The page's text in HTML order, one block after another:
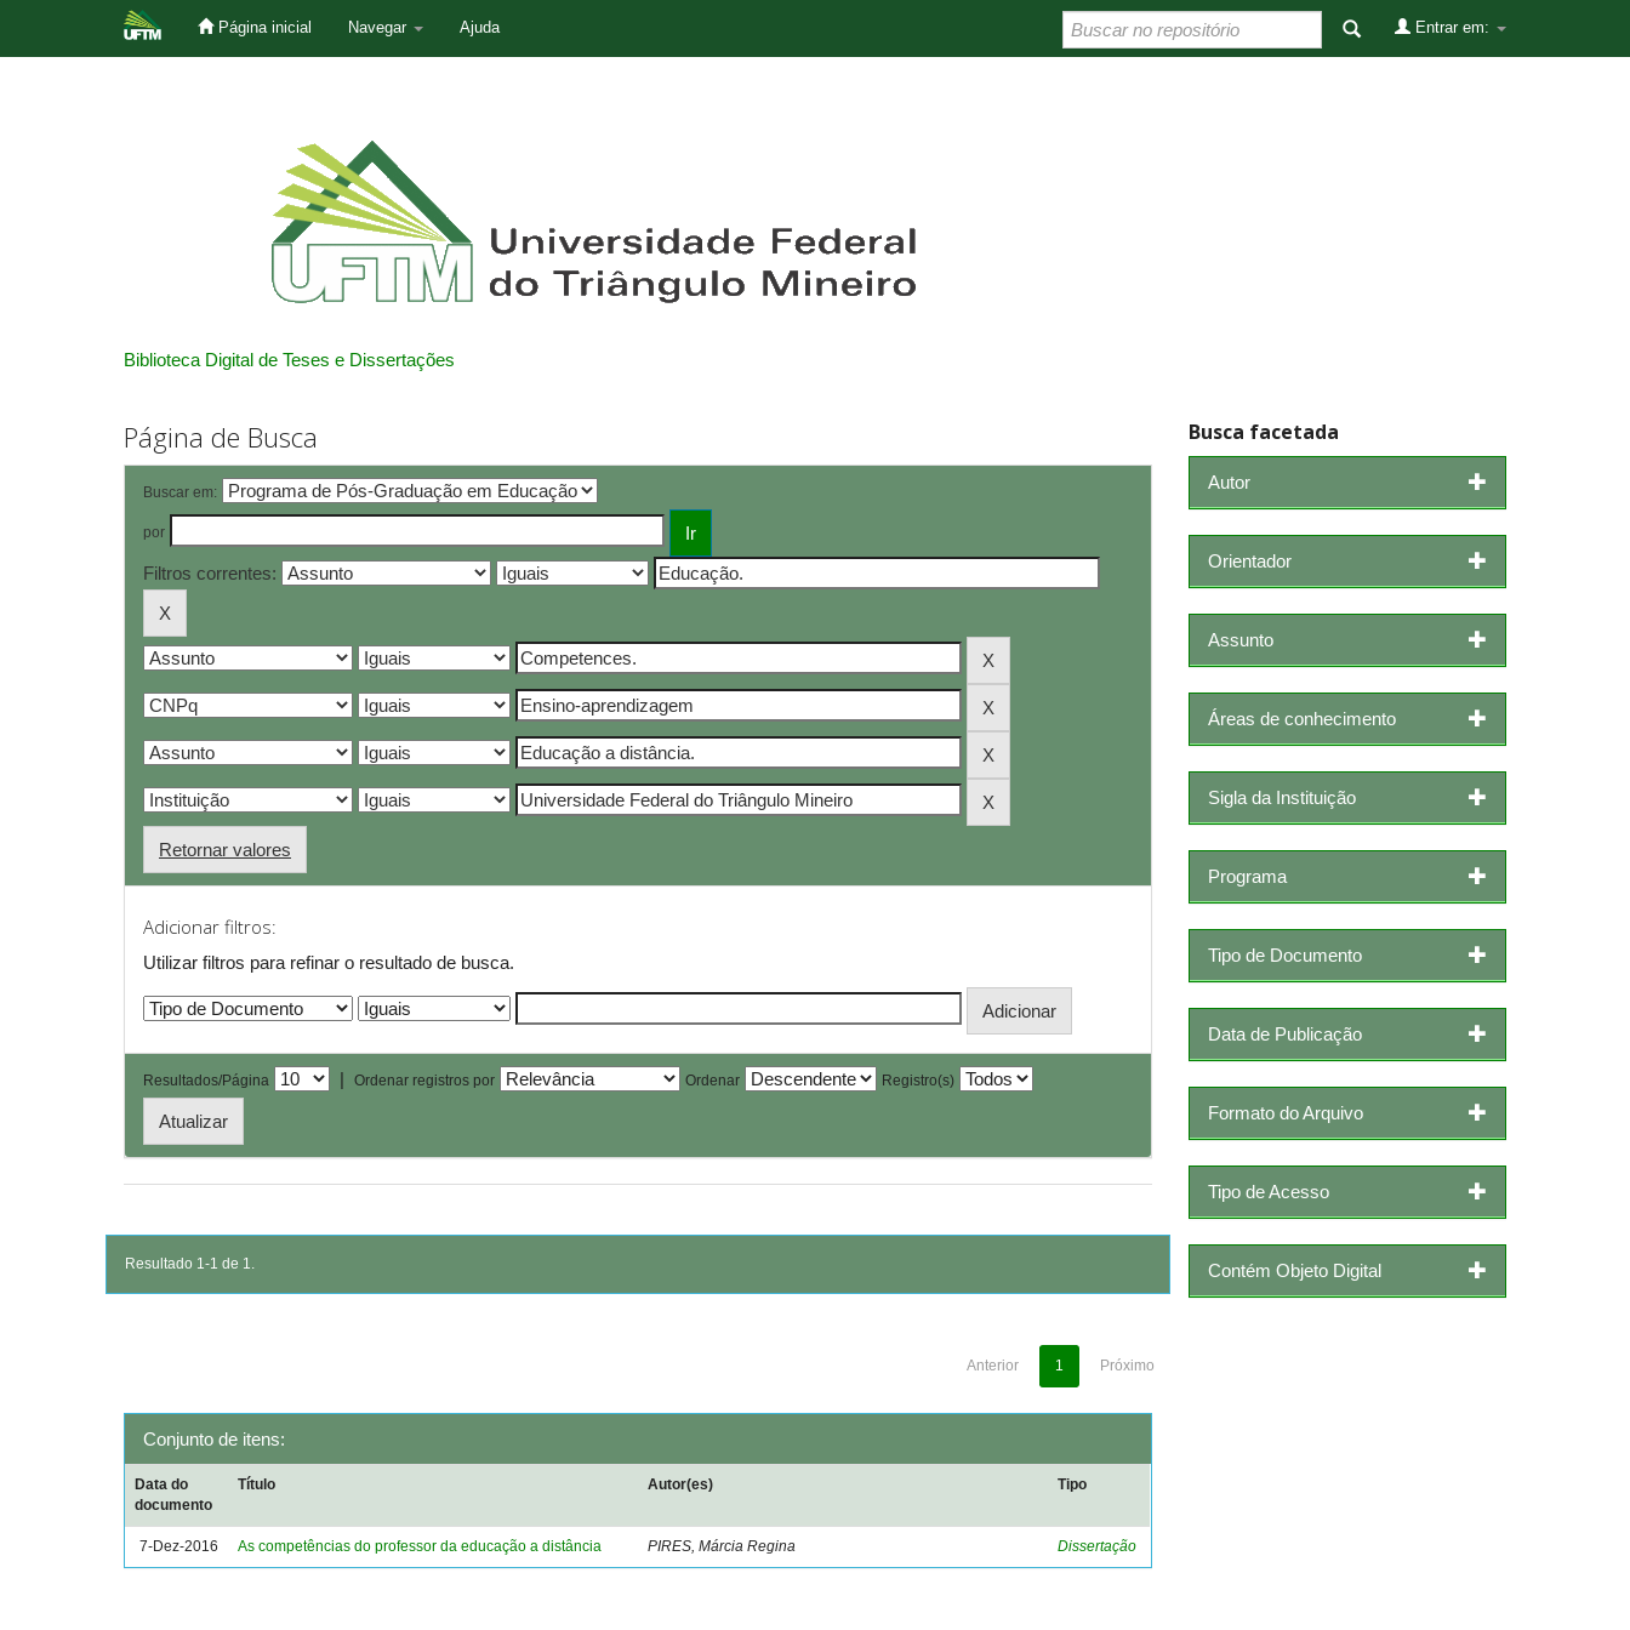
Página inicial Navegar Ajuda Entrar em:
Biblioteca Digital de Teses e Dissertações
Página de Busca
Buscar em:
por
Filtros correntes:
Retornar valores
Adicionar filtros:
Utilizar filtros para refinar o resultado de busca.
Resultados/Página | Ordenar registros por Ordenar Registro(s)
Resultado 1-1 de 1.
Anterior 1 Próximo
Conjunto de itens:
Data do
documento
Título Autor(es) Tipo
7-Dez-2016 As competências do professor da educação a distância PIRES, Márcia Regina Dissertação
Busca facetada
Autor
Orientador
Assunto
Áreas de conhecimento
Sigla da Instituição
Programa
Tipo de Documento
Data de Publicação
Formato do Arquivo
Tipo de Acesso
Contém Objeto Digital